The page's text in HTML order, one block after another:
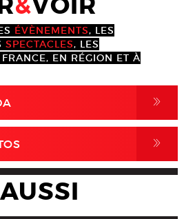
ÉVÈNEMENTS, LES
SPECTACLES, LES
EN RÉGION ET À
,
,